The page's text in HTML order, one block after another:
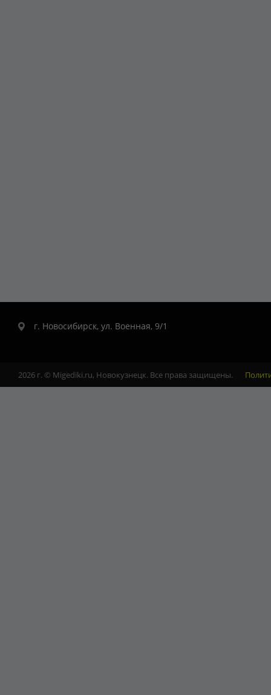
г. Новосибирск, ул. Военная, 9/1
2026 г. © Migediki.ru, Новокузнецк. Все права защищены.